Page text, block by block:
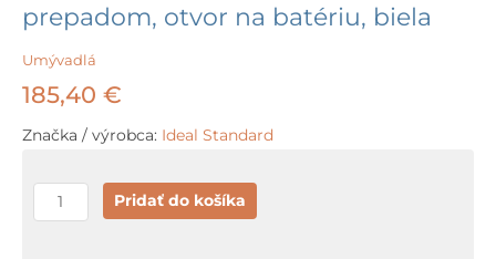
prepadom, otvor na batériu, biela
Umývadlá
185,40 €
Značka / výrobca: Ideal Standard
množstvo
Ideal
Pridať do košíka